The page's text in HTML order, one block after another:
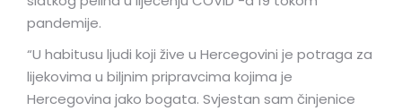
pandemije.
“U habitusu ljudi koji žive u Hercegovini je potraga za
lijekovima u biljnim pripravcima kojima je
Hercegovina jako bogata. Svjestan sam činjenice